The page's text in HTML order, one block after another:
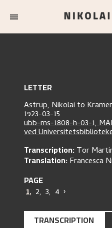
LETTER
Astrup, Nikolai to
1923-03-15
ubb-ms-1808-h-03-1,
ved
Transcription:Tor
Translation:Francesca
PAGE
1, 2, 3, 4 ›
TRANSCRIPTION